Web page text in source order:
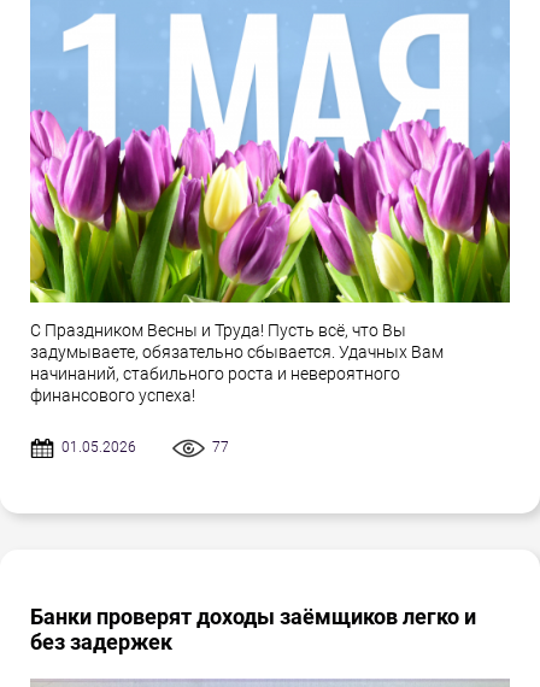
С Праздником Весны и Труда! Пусть всё, что Вы
задумываете, обязательно сбывается. Удачных Вам
начинаний, стабильного роста и невероятного
финансового успеха!
01.05.2026 77
Банки проверят доходы заёмщиков легко и
без задержек